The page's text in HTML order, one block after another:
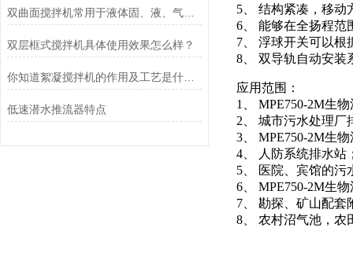
双曲面搅拌机常用于液体固、液、气混合的场合
双层框式搅拌机具体使用效果怎么样？
你知道絮凝搅拌机的作用及工艺是什么么
低速潜水推流器特点
5、 结构紧凑，移动
6、 能够在全扬程范
7、 浮球开关可以根
8、 双导轨自动安装
应用范围：
1、 MPE750-2M生
2、 城市污水处理厂
3、 MPE750-2M生
4、 人防系统排水站
5、 医院、宾馆的污
6、 MPE750-2M生
7、 勘探、矿山配套
8、 农村沼气池，农